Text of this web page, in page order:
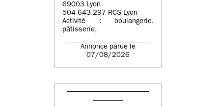
69003 Lyon
504 643 297 RCS Lyon
Activité : boulangerie,
pâtisserie,
Annonce parue le
07/08/2026